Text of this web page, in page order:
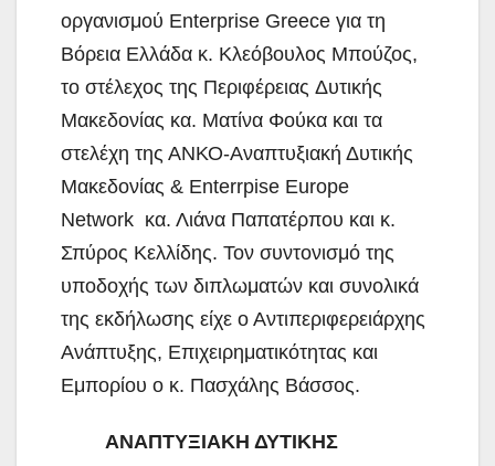
οργανισμού Enterprise Greece για τη
Βόρεια Ελλάδα κ. Κλεόβουλος Μπούζος,
το στέλεχος της Περιφέρειας Δυτικής
Μακεδονίας κα. Ματίνα Φούκα και τα
στελέχη της ΑΝΚΟ-Αναπτυξιακή Δυτικής
Μακεδονίας & Enterrpise Europe
Network κα. Λιάνα Παπατέρπου και κ.
Σπύρος Κελλίδης. Τον συντονισμό της
υποδοχής των διπλωματών και συνολικά
της εκδήλωσης είχε ο Αντιπεριφερειάρχης
Ανάπτυξης, Επιχειρηματικότητας και
Εμπορίου ο κ. Πασχάλης Βάσσος.
ΑΝΑΠΤΥΞΙΑΚΗ ΔΥΤΙΚΗΣ